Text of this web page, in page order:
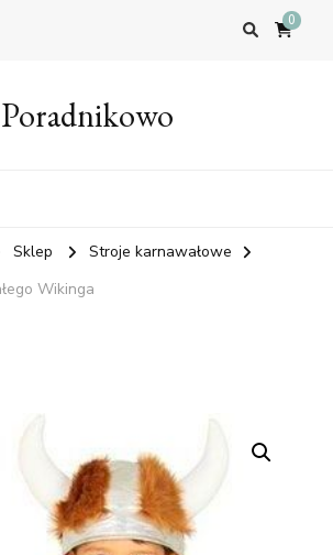
0
Poradnikowo
Sklep
Stroje karnawałowe
Wikinga